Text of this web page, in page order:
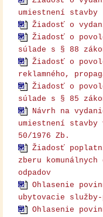
umiestnení stavby
Žiadosť o
Žiadosť o
súlade s § 88
Žiadosť o
reklamného,
Žiadosť o
súlade s § 85
Návrh na
umiestnení
50/1976 Zb.
Žiadosť
zberu
odpadov
Ohlasenie
ubytovacie služby-
Ohlasenie